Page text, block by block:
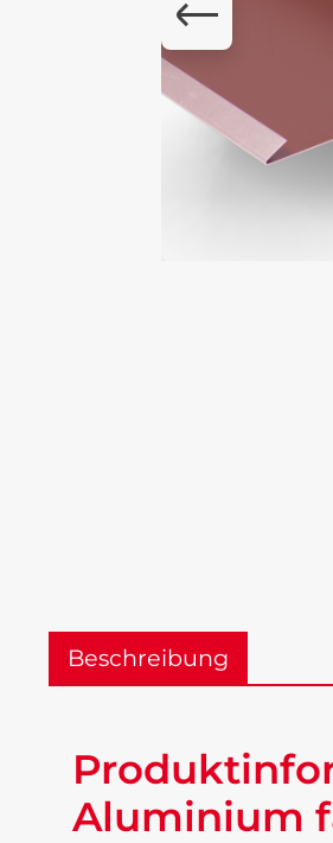
Beschreibung
Aluminium